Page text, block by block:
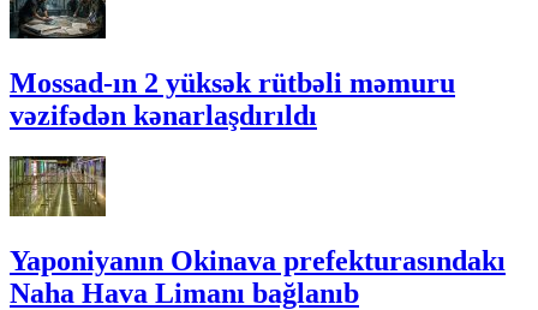
Mossad-ın 2 yüksək rütbəli məmuru
vəzifədən kənarlaşdırıldı
Yaponiyanın Okinava prefekturasındakı
Naha Hava Limanı bağlanıb